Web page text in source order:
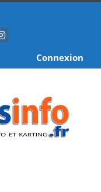
Connexion